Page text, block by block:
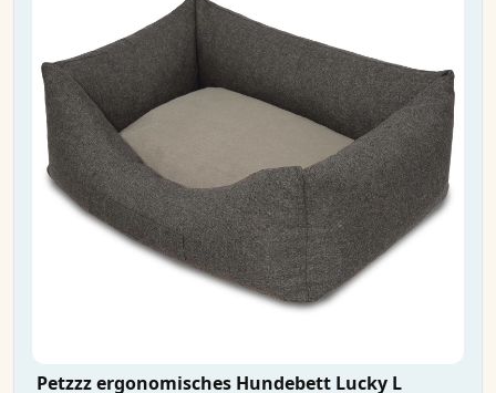
Petzzz ergonomisches Hundebett Lucky L